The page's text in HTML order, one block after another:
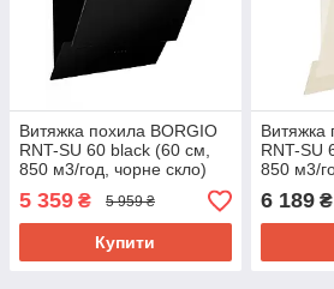
Витяжка похила BORGIO
RNT-SU 60 black (60 см,
850 м3/год, чорне скло)
5 359 ₴ 5 959 ₴
Купити
Витяжка
RNT-SU
850 м3/
6 189₴